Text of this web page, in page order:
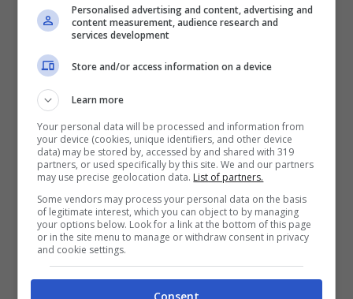
Lo sponsor di Silvestri, in questo caso, sarebbe
stato Minichini che secondo gli inquirenti
“stazionava stabilmente davanti la sede del
comitato elettorale della lista Pd Silvestri
sindaco”, almeno fino al 13 giugno quando
sarebbe stato picchiato da esponenti del suo
stesso clan,i Ferone, che invece, sempre
Personalised advertising and content, advertising and
content measurement, audience research and
services development
Store and/or access information on a device
Learn more
Your personal data will be processed and information from
your device (cookies, unique identifiers, and other device
data) may be stored by, accessed by and shared with 319
partners, or used specifically by this site. We and our partners
may use precise geolocation data. List of partners.
Some vendors may process your personal data on the basis
of legitimate interest, which you can object to by managing
your options below. Look for a link at the bottom of this page
or in the site menu to manage or withdraw consent in privacy
and cookie settings.